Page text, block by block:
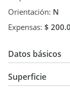
Orientación: N
Expensas: $
Datos básicos
Superficie